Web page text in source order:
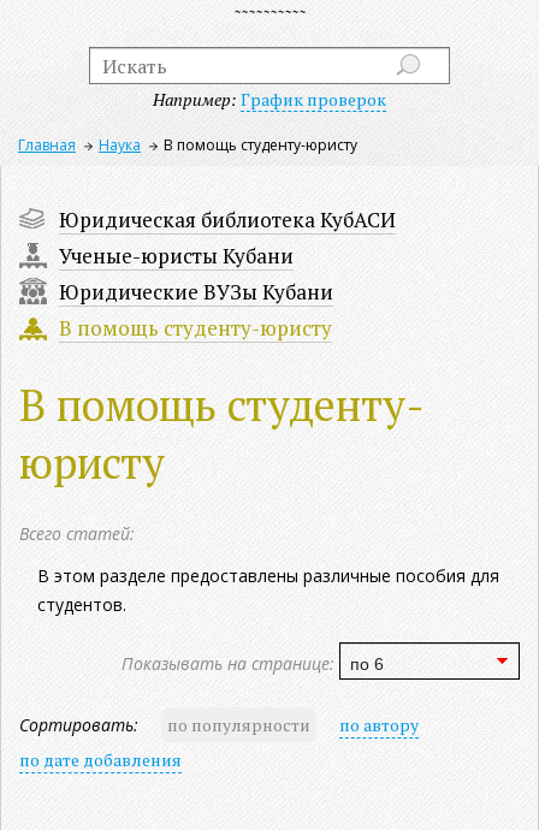
Например: График проверок
Главная Наука В помощь студенту-юристу
Юридическая библиотека КубАСИ
Ученые-юристы Кубани
Юридические ВУЗы Кубани
В помощь студенту-юристу
В помощь студенту-
юристу
Всего статей:
В этом разделе предоставлены различные пособия для
студентов.
Показывать на странице:
Сортировать: по популярности
по автору
по дате добавления